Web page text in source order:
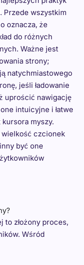
Przede wszystkim
oznacza, że
do różnych
Ważne jest
strony;
natychmiastowego
jeśli ładowanie
uprościć nawigację
intuicyjne i łatwe
kursora myszy.
wielkość czcionek
być one
złożony proces,
Wśród